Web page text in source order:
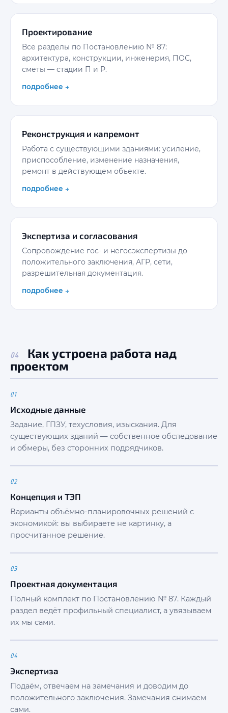
Проектирование
Все разделы по Постановлению № 87:
архитектура, конструкции, инженерия, ПОС,
сметы — стадии П и Р.
подробнее →
Реконструкция и капремонт
Работа с существующими зданиями: усиление,
приспособление, изменение назначения,
ремонт в действующем объекте.
подробнее →
Экспертиза и согласования
Сопровождение гос- и негосэкспертизы до
положительного заключения, АГР, сети,
разрешительная документация.
подробнее →
04
Как устроена работа над
проектом
01
Исходные данные
Задание, ГПЗУ, техусловия, изыскания. Для
существующих зданий — собственное обследование
и обмеры, без сторонних подрядчиков.
02
Концепция и ТЭП
Варианты объёмно-планировочных решений с
экономикой: вы выбираете не картинку, а
просчитанное решение.
03
Проектная документация
Полный комплект по Постановлению № 87. Каждый
раздел ведёт профильный специалист, а увязываем
их мы сами.
04
Экспертиза
Подаём, отвечаем на замечания и доводим до
положительного заключения. Замечания снимаем
сами.